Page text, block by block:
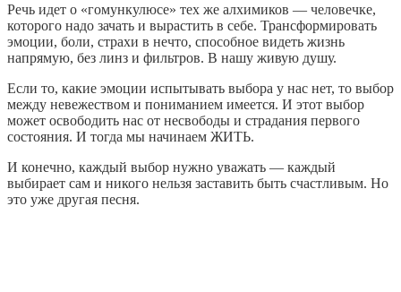
Речь идет о «гомункулюсе» тех же алхимиков — человечке,
которого надо зачать и вырастить в себе. Трансформировать
эмоции, боли, страхи в нечто, способное видеть жизнь
напрямую, без линз и фильтров. В нашу живую душу.
Если то, какие эмоции испытывать выбора у нас нет, то выбор
между невежеством и пониманием имеется. И этот выбор
может освободить нас от несвободы и страдания первого
состояния. И тогда мы начинаем ЖИТЬ.
И конечно, каждый выбор нужно уважать — каждый
выбирает сам и никого нельзя заставить быть счастливым. Но
это уже другая песня.